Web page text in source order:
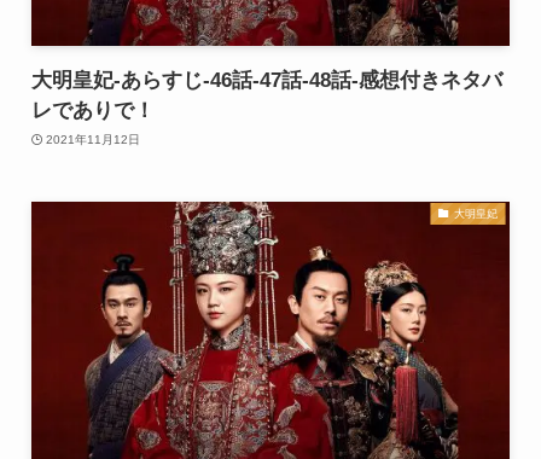
大明皇妃-あらすじ-46話-47話-48話-感想付きネタバ
レでありで！
2021年11月12日
大明皇妃